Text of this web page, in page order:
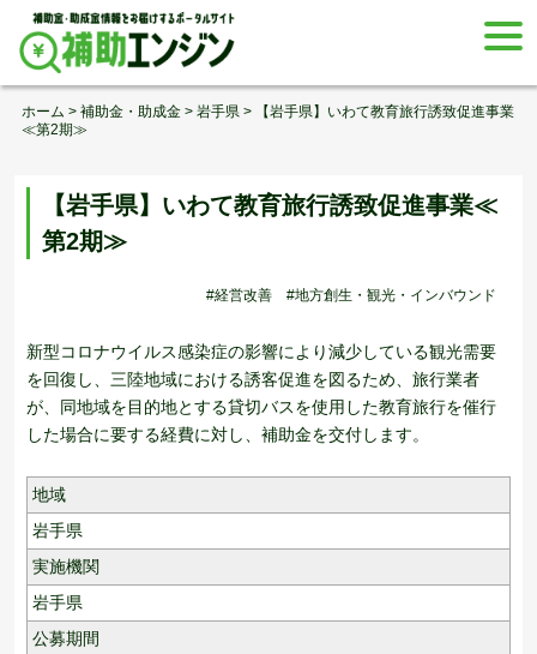
Skip
content
ホーム > 補助金・助成金 > 岩手県 >
【岩手県】いわて教育旅行誘致促進事業
≪第2期≫
【岩手県】いわて教育旅行誘致促進事業≪
第2期≫
#経営改善 #地方創生・観光・インバウンド
新型コロナウイルス感染症の影響により減少している観光需要
を回復し、三陸地域における誘客促進を図るため、旅行業者
が、同地域を目的地とする貸切バスを使用した教育旅行を催行
した場合に要する経費に対し、補助金を交付します。
地域
岩手県
実施機関
岩手県
公募期間